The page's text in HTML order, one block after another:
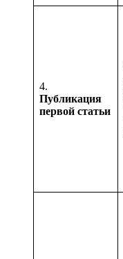
4.
Публикация
первой статьи